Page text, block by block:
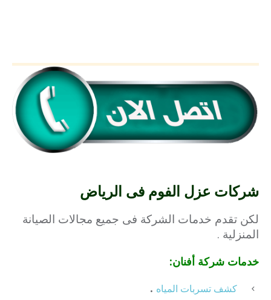
شركات عزل الفوم فى الرياض
لكن تقدم خدمات الشركة فى جميع مجالات الصيانة
المنزلية .
خدمات شركة أفنان:
كشف تسربات المياه .